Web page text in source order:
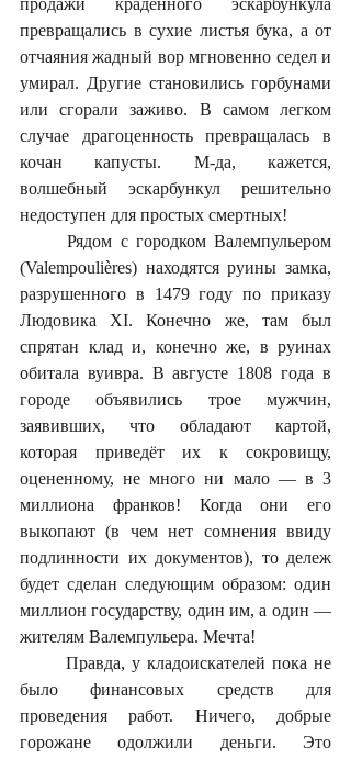
превращались в сухие листья бука, а от
отчаяния жадный вор мгновенно седел и
умирал. Другие становились горбунами
или сгорали заживо. В самом легком
случае драгоценность превращалась в
кочан капусты. М-да, кажется,
волшебный эскарбункул решительно
недоступен для простых смертных!
	Рядом с городком Валемпульером
(Valempoulières) находятся руины замка,
разрушенного в 1479 году по приказу
Людовика XI. Конечно же, там был
спрятан клад и, конечно же, в руинах
обитала вуивра. В августе 1808 года в
городе объявились трое мужчин,
заявивших, что обладают картой,
которая приведёт их к сокровищу,
оцененному, не много ни мало — в 3
миллиона франков! Когда они его
выкопают (в чем нет сомнения ввиду
подлинности их документов), то дележ
будет сделан следующим образом: один
миллион государству, один им, а один —
жителям Валемпульера. Мечта!
было финансовых средств для
проведения работ. Ничего, добрые
горожане одолжили деньги. Это